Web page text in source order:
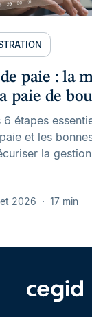
paie : la
paie de
étapes
et les
la
2026 17 min